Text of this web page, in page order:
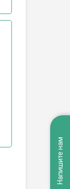
Напишите нам